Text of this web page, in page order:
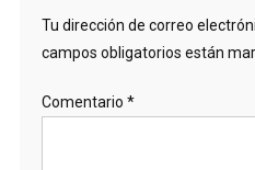
Tu dirección de correo
campos obligatorios están
Comentario *